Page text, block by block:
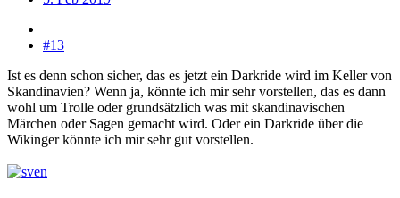
#13
Ist es denn schon sicher, das es jetzt ein Darkride wird im Keller von
Skandinavien? Wenn ja, könnte ich mir sehr vorstellen, das es dann
wohl um Trolle oder grundsätzlich was mit skandinavischen
Märchen oder Sagen gemacht wird. Oder ein Darkride über die
Wikinger könnte ich mir sehr gut vorstellen.